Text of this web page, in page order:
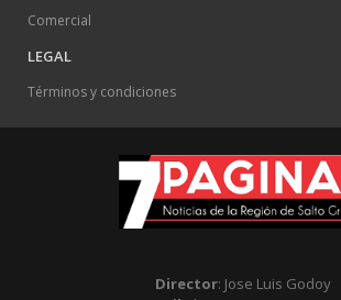
Comercial
LEGAL
Términos y condiciones
Director: Jose Luis Godoy